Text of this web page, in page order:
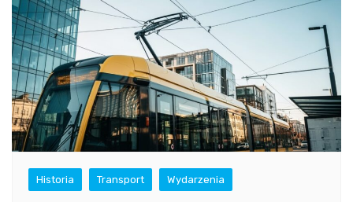
Historia Transport Wydarzenia